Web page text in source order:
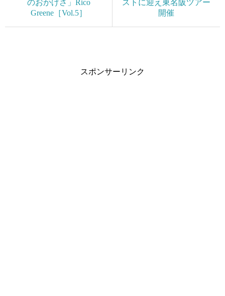
のおかげさ」Rico
Greene［Vol.5］
ストに迎え東名阪ツアー
開催
スポンサーリンク